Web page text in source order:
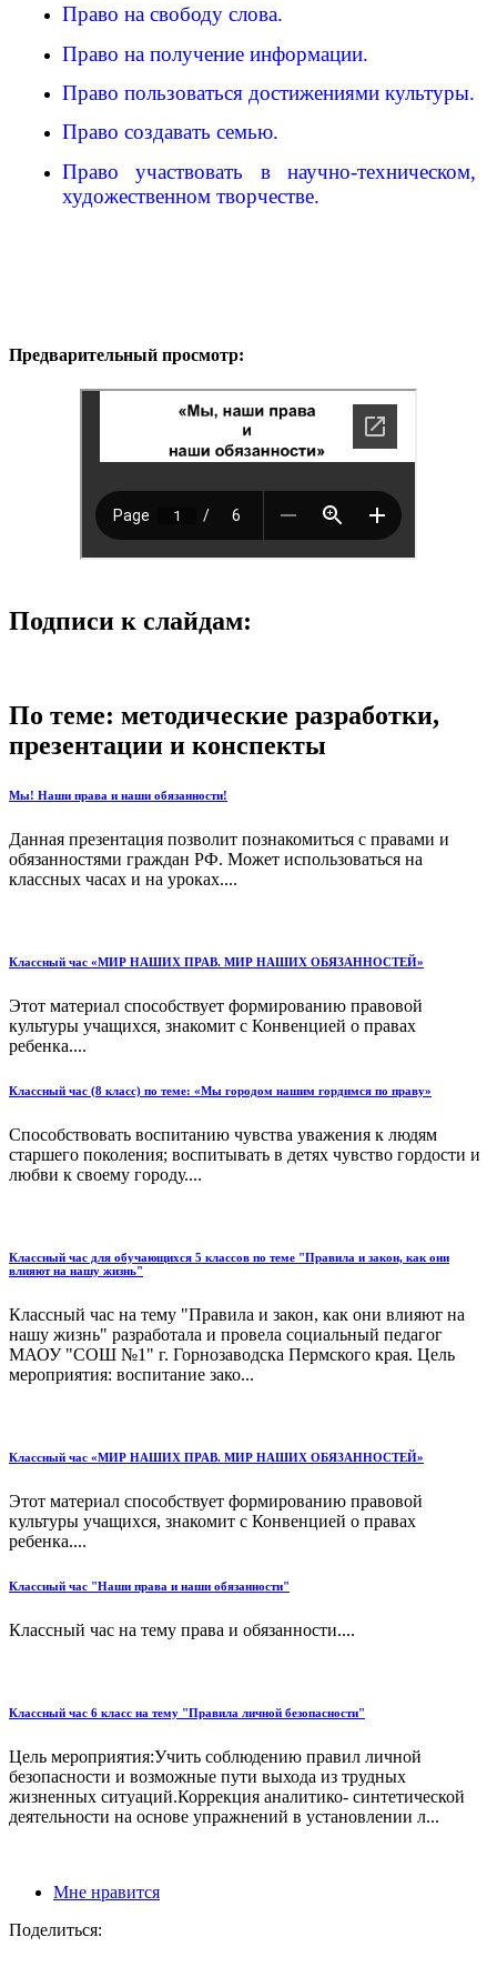
Право на свободу слова.
Право на получение информации.
Право пользоваться достижениями культуры.
Право создавать семью.
Право участвовать в научно-техническом,
художественном творчестве.
Предварительный просмотр:
Подписи к слайдам:
По теме: методические разработки,
презентации и конспекты
Мы! Наши права и наши обязанности!
Данная презентация позволит познакомиться с правами и
обязанностями граждан РФ. Может использоваться на
классных часах и на уроках....
Классный час «МИР НАШИХ ПРАВ. МИР НАШИХ ОБЯЗАННОСТЕЙ»
Этот материал способствует формированию правовой
культуры учащихся, знакомит с Конвенцией о правах
ребенка....
Классный час (8 класс) по теме: «Мы городом нашим гордимся по праву»
Способствовать воспитанию чувства уважения к людям
старшего поколения; воспитывать в детях чувство гордости и
любви к своему городу....
Классный час для обучающихся 5 классов по теме "Правила и закон, как они
влияют на нашу жизнь"
Классный час на тему "Правила и закон, как они влияют на
нашу жизнь" разработала и провела социальный педагог
МАОУ "СОШ №1" г. Горнозаводска Пермского края. Цель
мероприятия: воспитание зако...
Классный час «МИР НАШИХ ПРАВ. МИР НАШИХ ОБЯЗАННОСТЕЙ»
Этот материал способствует формированию правовой
культуры учащихся, знакомит с Конвенцией о правах
ребенка....
Классный час "Наши права и наши обязанности"
Классный час на тему права и обязанности....
Классный час 6 класс на тему "Правила личной безопасности"
Цель мероприятия:Учить соблюдению правил личной
безопасности и возможные пути выхода из трудных
жизненных ситуаций.Коррекция аналитико- синтетической
деятельности на основе упражнений в установлении л...
Мне нравится
Поделиться: